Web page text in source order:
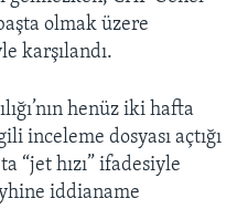
olmak üzere
karşılandı.
henüz iki hafta
inceleme dosyası açtığı
“jet hızı” ifadesiyle
iddianame